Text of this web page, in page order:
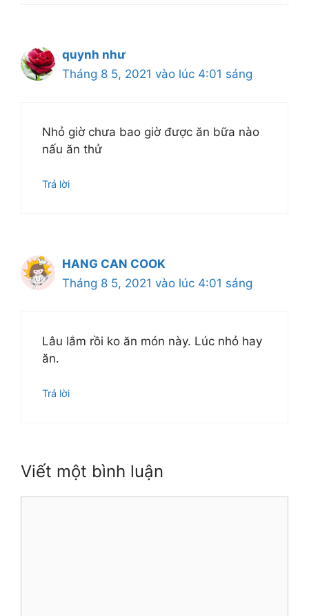
quynh như
Tháng 8 5, 2021 vào lúc 4:01 sáng
Nhỏ giờ chưa bao giờ được ăn bữa nào
nấu ăn thử
Trả lời
HANG CAN COOK
Tháng 8 5, 2021 vào lúc 4:01 sáng
Lâu lắm rồi ko ăn món này. Lúc nhỏ hay
ăn.
Trả lời
Viết một bình luận